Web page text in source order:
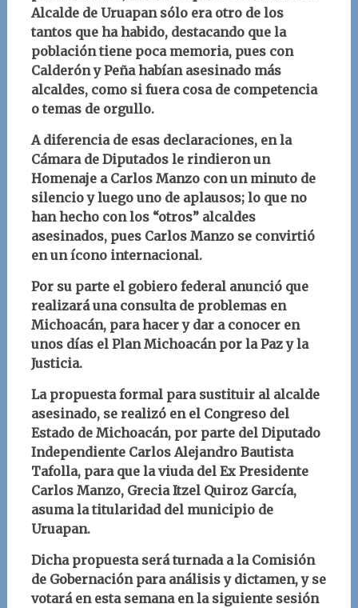
Alcalde de Uruapan sólo era otro de los
tantos que ha habido, destacando que la
población tiene poca memoria, pues con
Calderón y Peña habían asesinado más
alcaldes, como si fuera cosa de competencia
o temas de orgullo.
A diferencia de esas declaraciones, en la
Cámara de Diputados le rindieron un
Homenaje a Carlos Manzo con un minuto de
silencio y luego uno de aplausos; lo que no
han hecho con los “otros” alcaldes
asesinados, pues Carlos Manzo se convirtió
en un ícono internacional.
Por su parte el gobiero federal anunció que
realizará una consulta de problemas en
Michoacán, para hacer y dar a conocer en
unos días el Plan Michoacán por la Paz y la
Justicia.
La propuesta formal para sustituir al alcalde
asesinado, se realizó en el Congreso del
Estado de Michoacán, por parte del Diputado
Independiente Carlos Alejandro Bautista
Tafolla, para que la viuda del Ex Presidente
Carlos Manzo, Grecia Itzel Quiroz García,
asuma la titularidad del municipio de
Uruapan.
Dicha propuesta será turnada a la Comisión
de Gobernación para análisis y dictamen, y se
votará en esta semana en la siguiente sesión